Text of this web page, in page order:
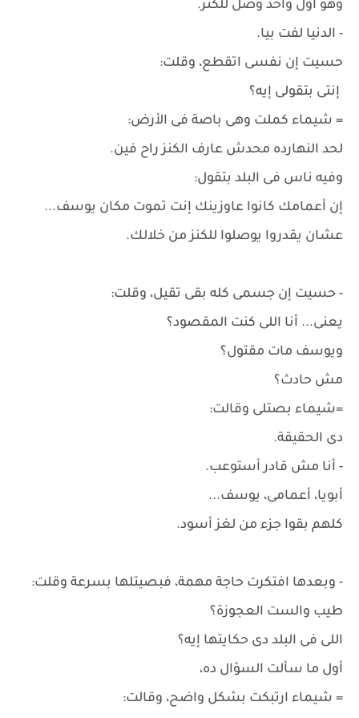
وهو أول واحد وصل للكنز.
- الدنيا لفت بيا.
حسيت إن نفسى اتقطع، وقلت:
إنتى بتقولى إيه؟
= شيماء كملت وهى باصة فى الأرض:
لحد النهارده محدش عارف الكنز راح فين.
وفيه ناس فى البلد بتقول:
إن أعمامك كانوا عاوزينك إنت تموت مكان يوسف...
عشان يقدروا يوصلوا للكنز من خلالك.
- حسيت إن جسمى كله بقى تقيل، وقلت:
يعنى... أنا اللى كنت المقصود؟
ويوسف مات مقتول؟
مش حادث؟
=شيماء بصتلى وقالت:
دى الحقيقة.
- أنا مش قادر أستوعب.
أبويا، أعمامى، يوسف...
كلهم بقوا جزء من لغز أسود.
- وبعدها افتكرت حاجة مهمة، فبصيتلها بسرعة وقلت:
طيب والست العجوزة؟
اللى فى البلد دى حكايتها إيه؟
أول ما سألت السؤال ده،
= شيماء ارتبكت بشكل واضح، وقالت: